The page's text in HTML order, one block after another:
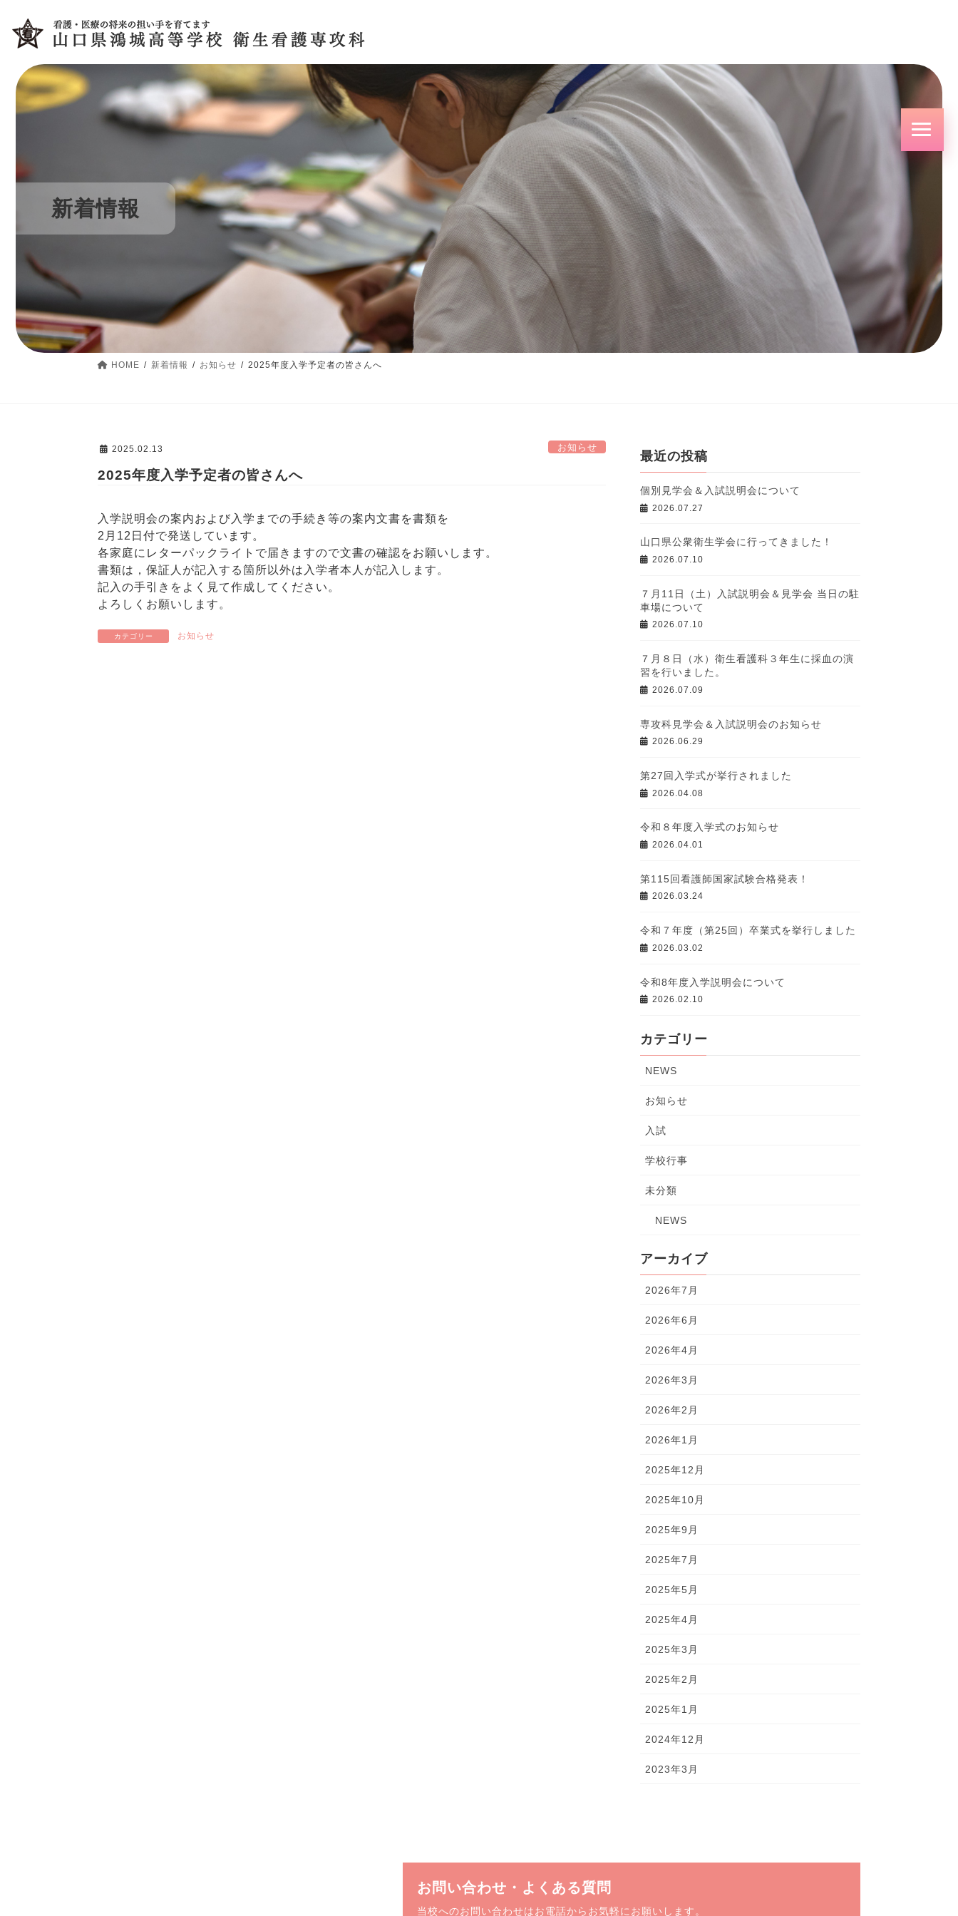
新着情報
HOME 新着情報 お知らせ 2025年度入学予定者の皆さんへ
2025.02.13 お知らせ
2025年度入学予定者の皆さんへ
入学説明会の案内および入学までの手続き等の案内文書を書類を
2月12日付で発送しています。
各家庭にレターパックライトで届きますので文書の確認をお願いします。
書類は，保証人が記入する箇所以外は入学者本人が記入します。
記入の手引きをよく見て作成してください。
よろしくお願いします。
カテゴリー お知らせ
最近の投稿
個別見学会＆入試説明会について
2026.07.27
山口県公衆衛生学会に行ってきました！
2026.07.10
７月11日（土）入試説明会＆見学会 当日の駐
車場について
2026.07.10
７月８日（水）衛生看護科３年生に採血の演
習を行いました。
2026.07.09
専攻科見学会＆入試説明会のお知らせ
2026.06.29
第27回入学式が挙行されました
2026.04.08
令和８年度入学式のお知らせ
2026.04.01
第115回看護師国家試験合格発表！
2026.03.24
令和７年度（第25回）卒業式を挙行しました
2026.03.02
令和8年度入学説明会について
2026.02.10
カテゴリー
NEWS
お知らせ
入試
学校行事
未分類
NEWS
アーカイブ
2026年7月
2026年6月
2026年4月
2026年3月
2026年2月
2026年1月
2025年12月
2025年10月
2025年9月
2025年7月
2025年5月
2025年4月
2025年3月
2025年2月
2025年1月
2024年12月
2023年3月
お問い合わせ・よくある質問
当校へのお問い合わせはお電話からお気軽にお願いします。